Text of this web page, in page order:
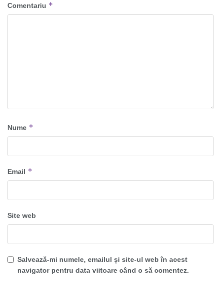
Comentariu *
Nume *
Email *
Site web
Salvează-mi numele, emailul și site-ul web în acest
navigator pentru data viitoare când o să comentez.